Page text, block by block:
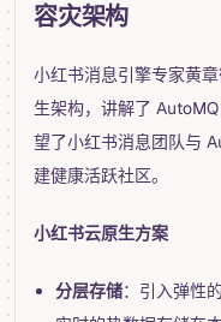
容灾架构
小红书消息引擎专家黄
生架构，讲解了
望了小红书消息团队与
建健康活跃社区。
小红书云原生方案
分层存储：引入弹性